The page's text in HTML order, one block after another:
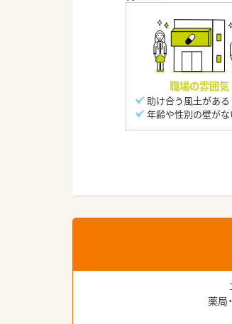
職場の雰囲気
助け合う風土がある
年齢や性別の壁がな
薬局